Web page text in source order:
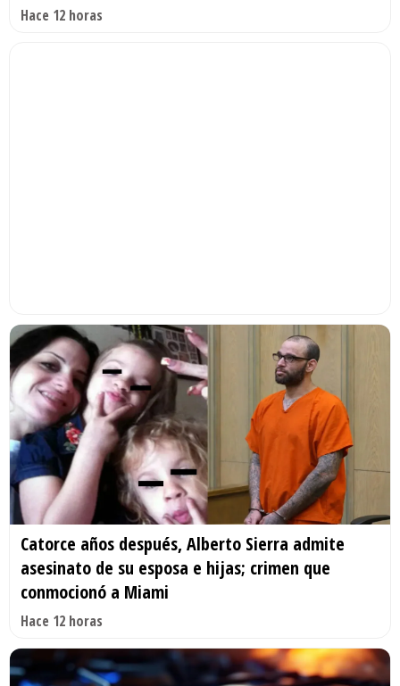
Hace 12 horas
Catorce años después, Alberto Sierra admite
asesinato de su esposa e hijas; crimen que
conmocionó a Miami
Hace 12 horas